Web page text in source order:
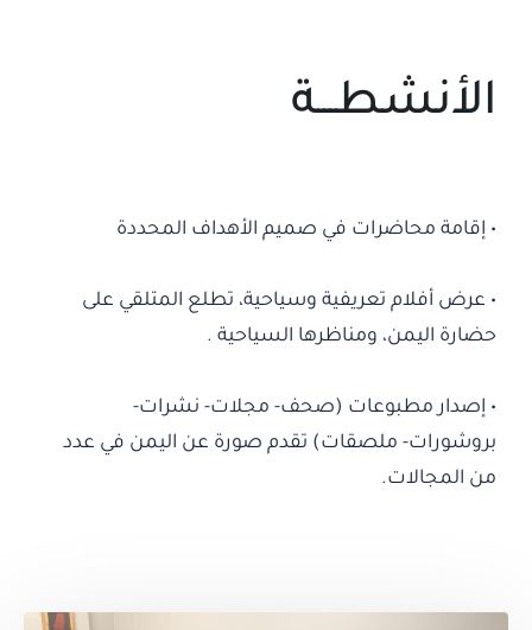
الأنشطـــة
• إقامة محاضرات في صميم الأهداف المحددة
• عرض أفلام تعريفية وسياحية، تطلع المتلقي على
حضارة اليمن، ومناظرها السياحية .
• إصدار مطبوعات (صحف- مجلات- نشرات-
بروشورات- ملصقات) تقدم صورة عن اليمن في عدد
من المجالات.